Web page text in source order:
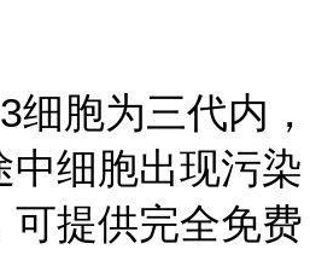
细胞为三代内，
中细胞出现污染
可提供完全免费